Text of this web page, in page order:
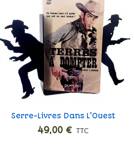
Ajouter
Serre-Livres Dans L'Ouest
49,00 € TTC